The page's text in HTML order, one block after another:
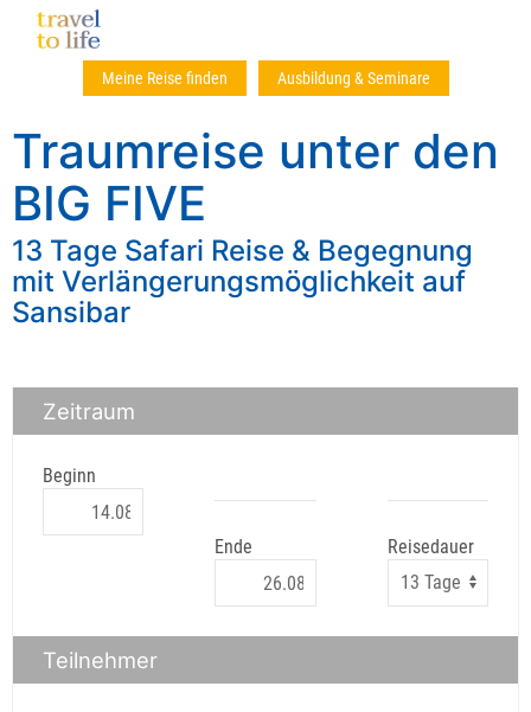
Meine Reise finden Ausbildung & Seminare
Traumreise unter den
BIG FIVE
13 Tage Safari Reise & Begegnung
mit Verlängerungsmöglichkeit auf
Sansibar
Zeitraum
Beginn
Ende Reisedauer
Teilnehmer